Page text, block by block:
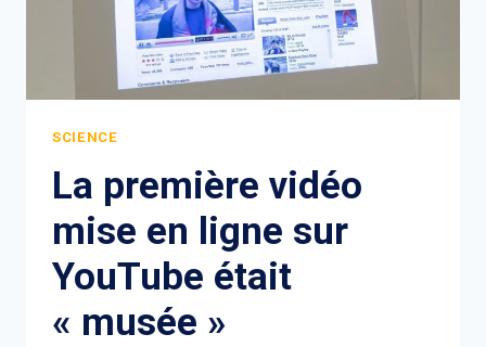
SCIENCE
La première vidéo
mise en ligne sur
YouTube était
« musée »